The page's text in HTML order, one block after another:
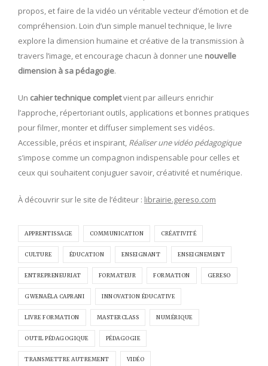
propos, et faire de la vidéo un véritable vecteur d’émotion et de
compréhension. Loin d’un simple manuel technique, le livre
explore la dimension humaine et créative de la transmission à
travers l’image, et encourage chacun à donner une nouvelle
dimension à sa pédagogie.
Un cahier technique completvient par ailleurs enrichir
l’approche, répertoriant outils, applications et bonnes pratiques
pour filmer, monter et diffuser simplement ses vidéos.
Accessible, précis et inspirant, Réaliser une vidéo pédagogique
s’impose comme un compagnon indispensable pour celles et
ceux qui souhaitent conjuguer savoir, créativité et numérique.
À découvrir sur le site de l’éditeur : librairie.gereso.com
APPRENTISSAGE COMMUNICATION CRÉATIVITÉ
CULTURE ÉDUCATION ENSEIGNANT ENSEIGNEMENT
ENTREPRENEURIAT FORMATEUR FORMATION GERESO
GWENAËLA CAPRANI INNOVATION ÉDUCATIVE
LIVRE FORMATION MASTERCLASS NUMÉRIQUE
OUTIL PÉDAGOGIQUE PÉDAGOGIE
TRANSMETTRE AUTREMENT VIDÉO